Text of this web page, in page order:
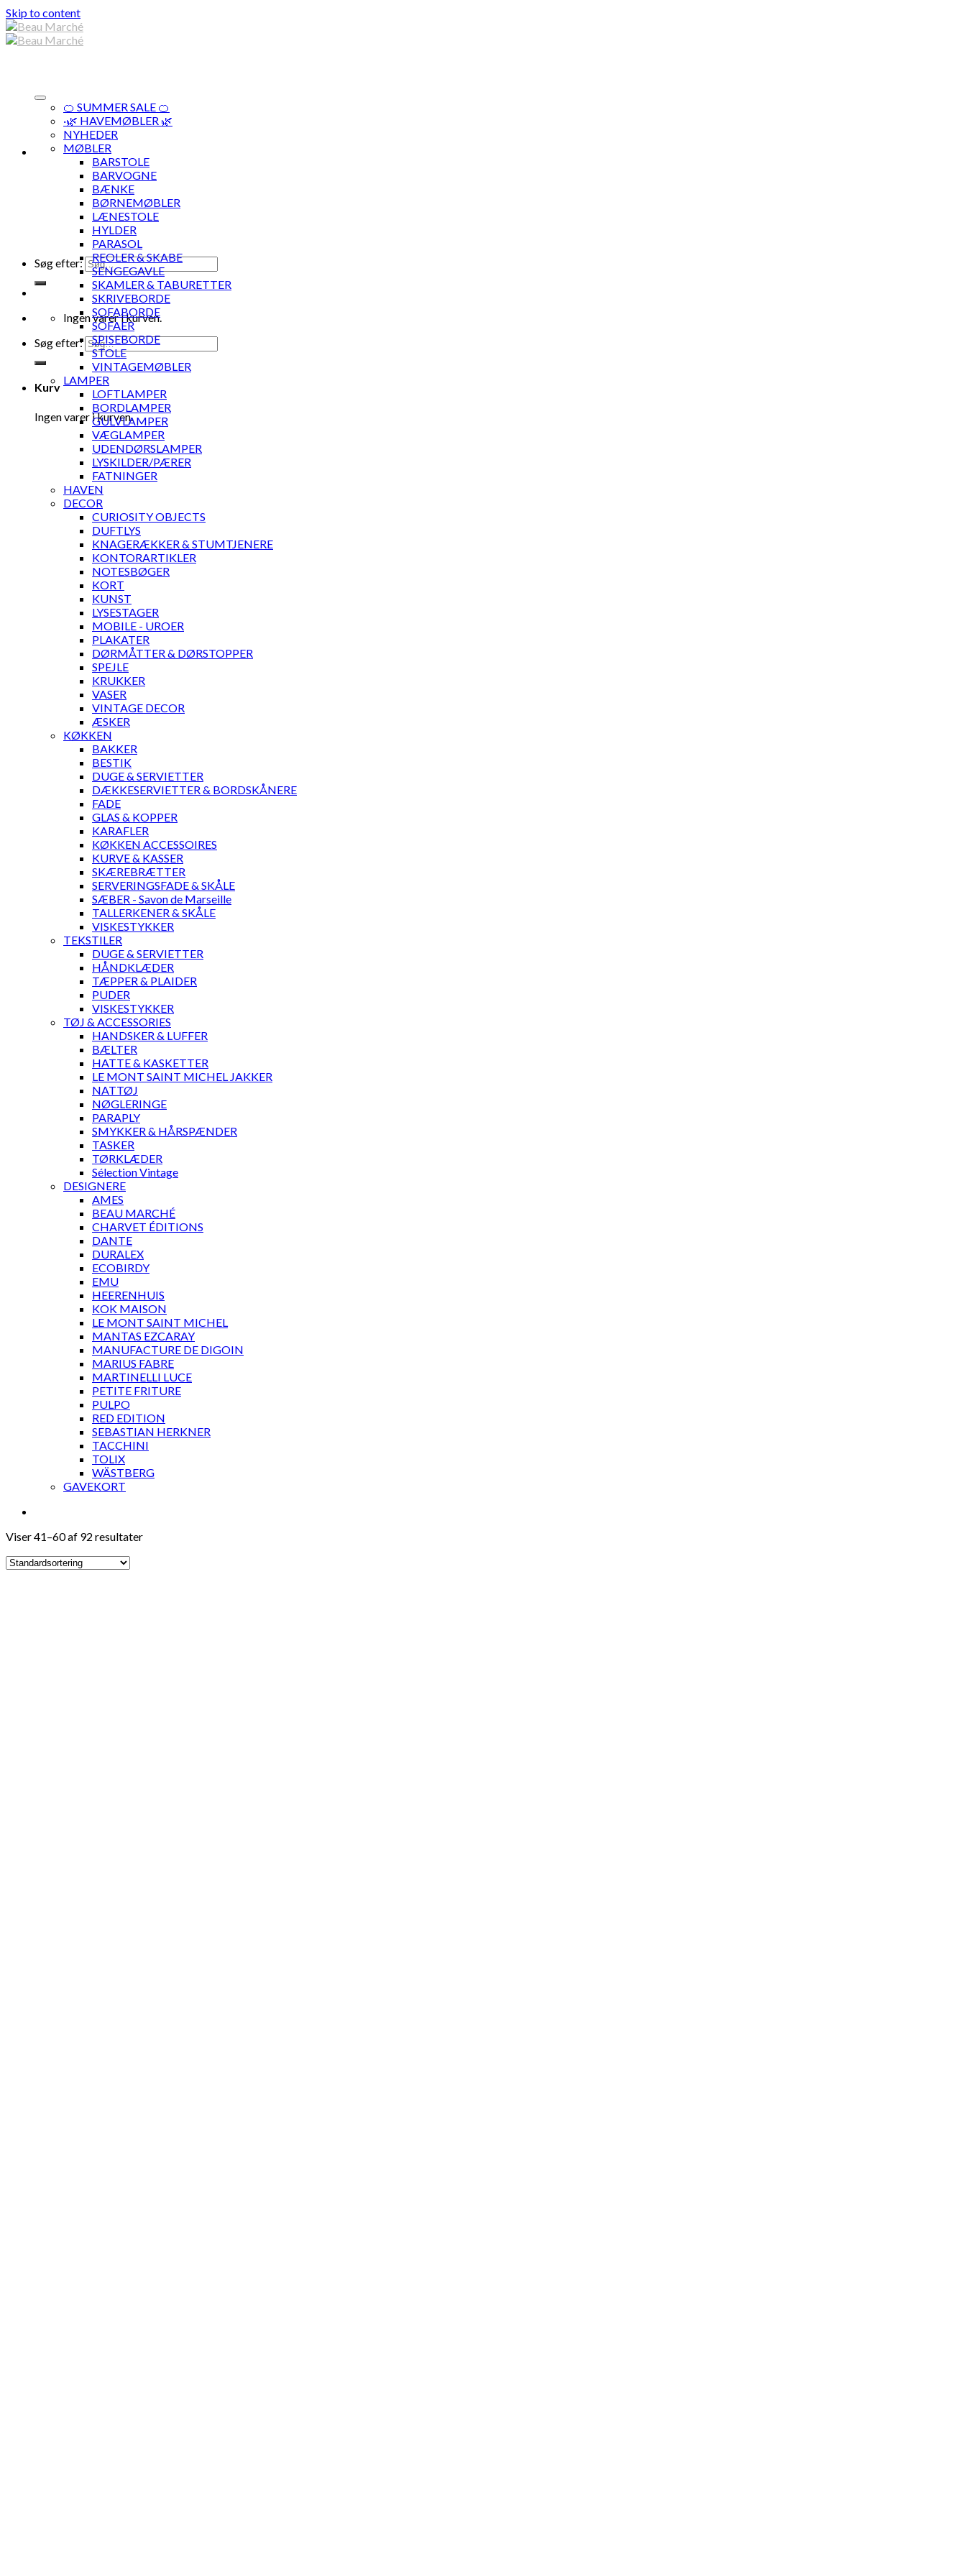
Skip to content
Søg efter:
Ingen varer i kurven.
Søg efter:
Kurv
Ingen varer i kurven.
🍊 SUMMER SALE 🍊
·🌿 HAVEMØBLER 🌿
NYHEDER
MØBLER
BARSTOLE
BARVOGNE
BÆNKE
BØRNEMØBLER
LÆNESTOLE
HYLDER
PARASOL
REOLER & SKABE
SENGEGAVLE
SKAMLER & TABURETTER
SKRIVEBORDE
SOFABORDE
SOFAER
SPISEBORDE
STOLE
VINTAGEMØBLER
LAMPER
LOFTLAMPER
BORDLAMPER
GULVLAMPER
VÆGLAMPER
UDENDØRSLAMPER
LYSKILDER/PÆRER
FATNINGER
HAVEN
DECOR
CURIOSITY OBJECTS
DUFTLYS
KNAGERÆKKER & STUMTJENERE
KONTORARTIKLER
NOTESBØGER
KORT
KUNST
LYSESTAGER
MOBILE - UROER
PLAKATER
DØRMÅTTER & DØRSTOPPER
SPEJLE
KRUKKER
VASER
VINTAGE DECOR
ÆSKER
KØKKEN
BAKKER
BESTIK
DUGE & SERVIETTER
DÆKKESERVIETTER & BORDSKÅNERE
FADE
GLAS & KOPPER
KARAFLER
KØKKEN ACCESSOIRES
KURVE & KASSER
SKÆREBRÆTTER
SERVERINGSFADE & SKÅLE
SÆBER - Savon de Marseille
TALLERKENER & SKÅLE
VISKESTYKKER
TEKSTILER
DUGE & SERVIETTER
HÅNDKLÆDER
TÆPPER & PLAIDER
PUDER
VISKESTYKKER
TØJ & ACCESSORIES
HANDSKER & LUFFER
BÆLTER
HATTE & KASKETTER
LE MONT SAINT MICHEL JAKKER
NATTØJ
NØGLERINGE
PARAPLY
SMYKKER & HÅRSPÆNDER
TASKER
TØRKLÆDER
Sélection Vintage
DESIGNERE
AMES
BEAU MARCHÉ
CHARVET ÉDITIONS
DANTE
DURALEX
ECOBIRDY
EMU
HEERENHUIS
KOK MAISON
LE MONT SAINT MICHEL
MANTAS EZCARAY
MANUFACTURE DE DIGOIN
MARIUS FABRE
MARTINELLI LUCE
PETITE FRITURE
PULPO
RED EDITION
SEBASTIAN HERKNER
TACCHINI
TOLIX
WÄSTBERG
GAVEKORT
Viser 41–60 af 92 resultater